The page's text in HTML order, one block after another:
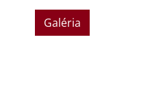
Galéria